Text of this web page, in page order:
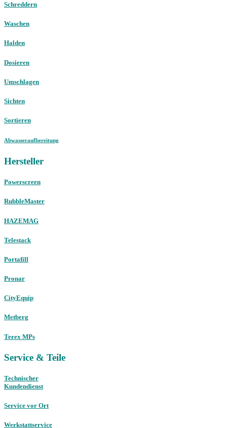
Schreddern
Waschen
Halden
Dosieren
Umschlagen
Sichten
Sortieren
Abwasseraufbereitung
Hersteller
Powerscreen
RubbleMaster
HAZEMAG
Telestack
Portafill
Pronar
CityEquip
Metberg
Terex MPs
Service & Teile
Technischer
Kundendienst
Service vor Ort
Werkstattservice